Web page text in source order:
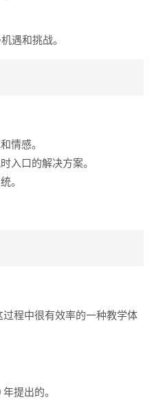
遇和挑战。
情感。
入口的解决方案。
。
程中很有效率的一种教学体
提出的。